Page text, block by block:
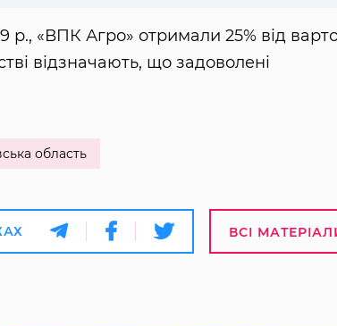
«ВПК Агро» отримали 25% від
відзначають, що задоволені
область
ВСІ